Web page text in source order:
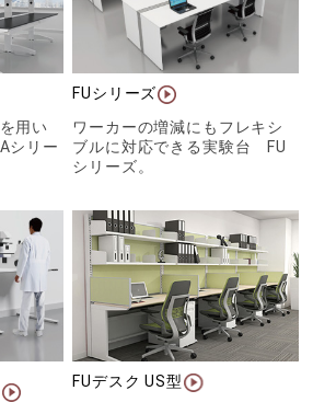
用い
シリー
FUシリーズ
ワーカーの増減にもフレキシ
ブルに対応できる実験台 FU
シリーズ。
FUデスク US型